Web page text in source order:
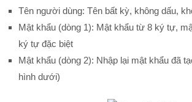
Tên người dùng: Tên bất kỳ, không dấu,
Mật khẩu (dòng 1): Mật khẩu từ 8 ký tự,
ký tự đặc biệt
Mật khẩu (dòng 2): Nhập lại mật khẩu đã
hình dưới)